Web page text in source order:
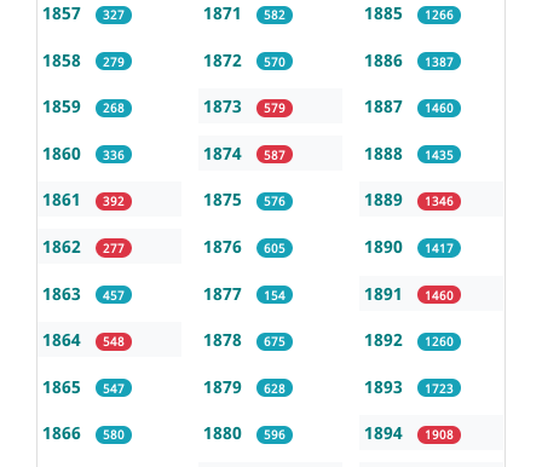
1857 327
1858 279
1859 268
1860 336
1861 392
1862 277
1863 457
1864 548
1865 547
1866 580
1871 582
1872 570
1873 579
1874 587
1875 576
1876 605
1877 154
1878 675
1879 628
1880 596
1885 1266
1886 1387
1887 1460
1888 1435
1889 1346
1890 1417
1891 1460
1892 1260
1893 1723
1894 1908